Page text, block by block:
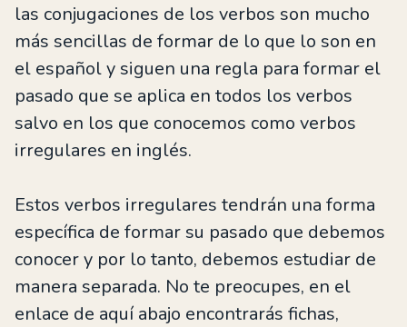
las conjugaciones de los verbos son mucho
más sencillas de formar de lo que lo son en
el español y siguen una regla para formar el
pasado que se aplica en todos los verbos
salvo en los que conocemos como verbos
irregulares en inglés.
Estos verbos irregulares tendrán una forma
específica de formar su pasado que debemos
conocer y por lo tanto, debemos estudiar de
manera separada. No te preocupes, en el
enlace de aquí abajo encontrarás fichas,